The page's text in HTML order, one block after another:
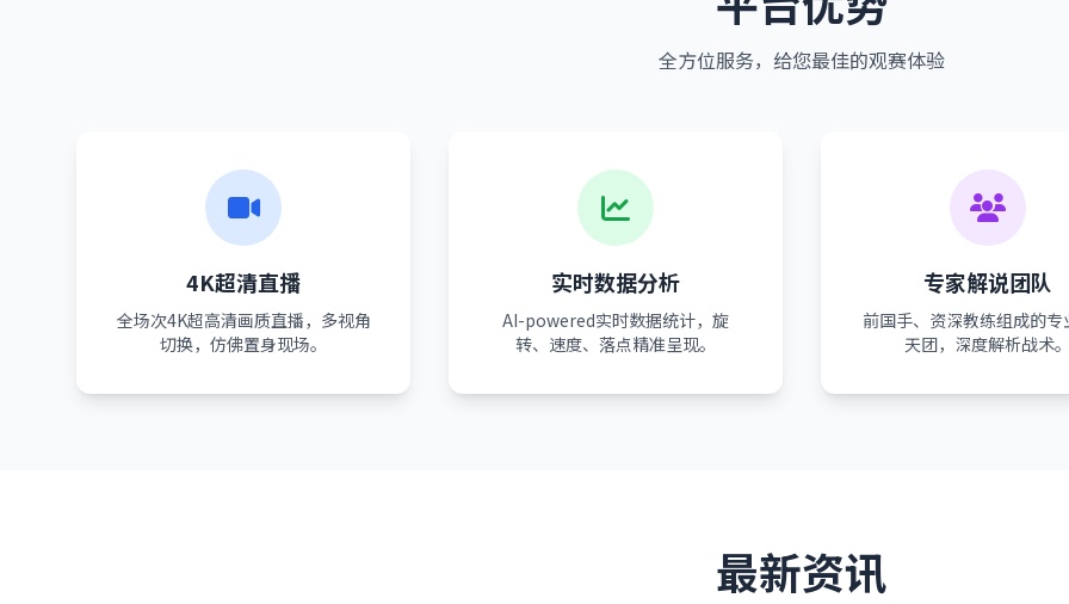
全方位服务，给您最佳的观赛体验
4K超清直播
全场次4K超高清画质直播，多视角
切换，仿佛置身现场。
实时数据分析
AI-powered实时数据统计，旋
转、速度、落点精准呈现。
专家解说团队
前国手、资深教练组成的专
天团，深度解析战术
最新资讯